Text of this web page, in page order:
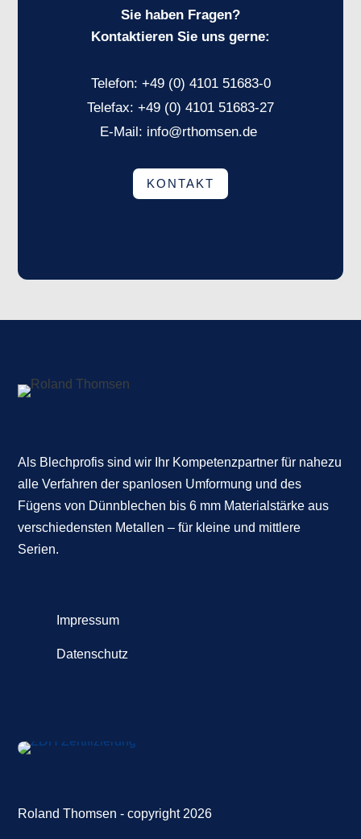
Sie haben Fragen?
Kontaktieren Sie uns gerne:
Telefon: +49 (0) 4101 51683-0
Telefax: +49 (0) 4101 51683-27
E-Mail: info@rthomsen.de
KONTAKT
Als Blechprofis sind wir Ihr Kompetenzpartner für nahezu
alle Verfahren der spanlosen Umformung und des
Fügens von Dünnblechen bis 6 mm Materialstärke aus
verschiedensten Metallen – für kleine und mittlere
Serien.
Impressum
Datenschutz
Roland Thomsen - copyright 2026